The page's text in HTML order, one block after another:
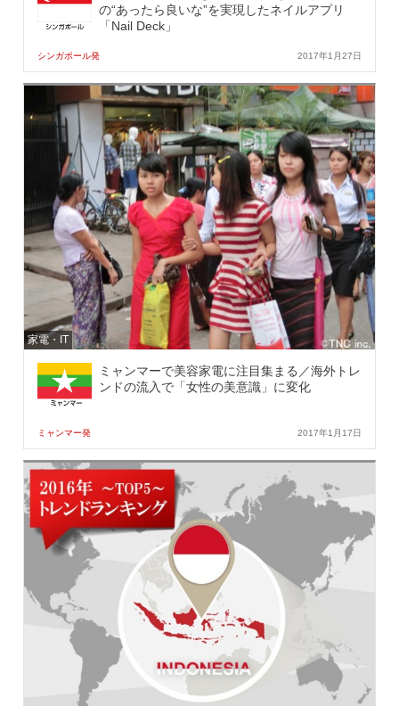
の“あったら良いな”を実現したネイルアプリ
「Nail Deck」
シンガポール発 2017年1月27日
家電・IT
ミャンマーで美容家電に注目集まる／海外トレ
ンドの流入で「女性の美意識」に変化
ミャンマー発 2017年1月17日